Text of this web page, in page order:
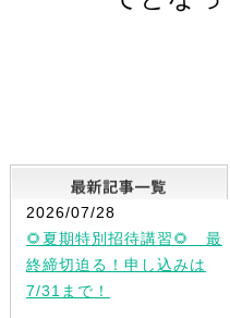
2026/07/28
🌻夏期特別招待講習🌻 最
終締切迫る！申し込みは
7/31まで！